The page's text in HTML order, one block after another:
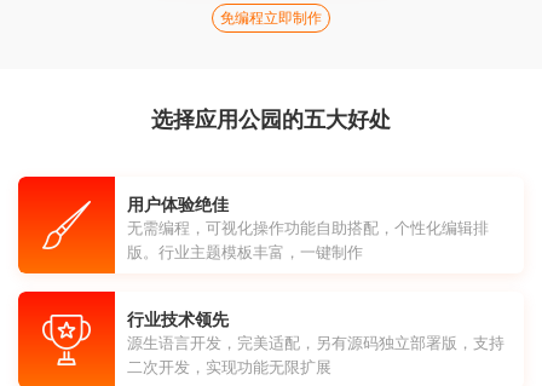
免编程立即制作
选择应用公园的五大好处
用户体验绝佳
无需编程，可视化操作功能自助搭配，个性化编辑排
版。行业主题模板丰富，一键制作
行业技术领先
源生语言开发，完美适配，另有源码独立部署版，支持
二次开发，实现功能无限扩展